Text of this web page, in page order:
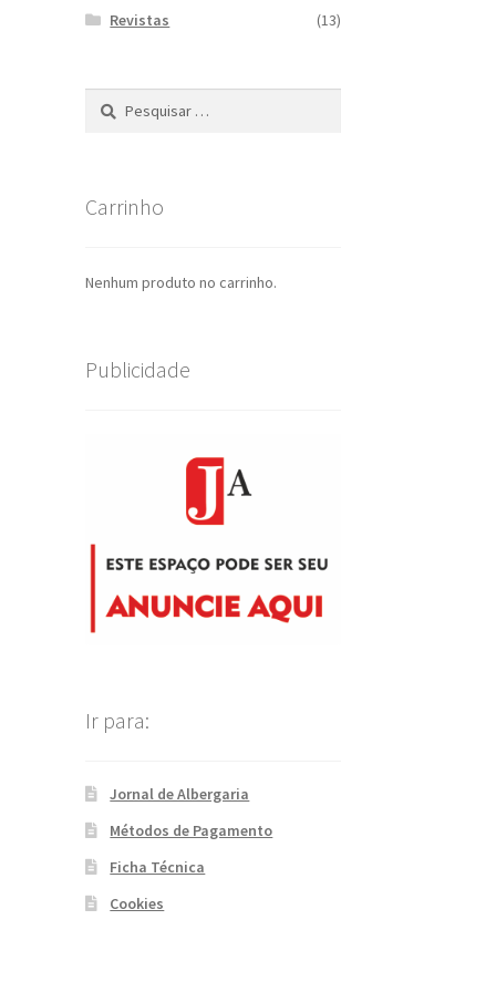
Revistas
(13)
Pesquisar
Carrinho
Nenhum produto no carrinho.
Publicidade
Ir para:
Jornal de Albergaria
Métodos de Pagamento
Ficha Técnica
Cookies